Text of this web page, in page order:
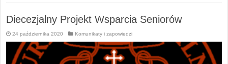
Diecezjalny Projekt Wsparcia Seniorów
24 października 2020 Komunikaty i zapowiedzi